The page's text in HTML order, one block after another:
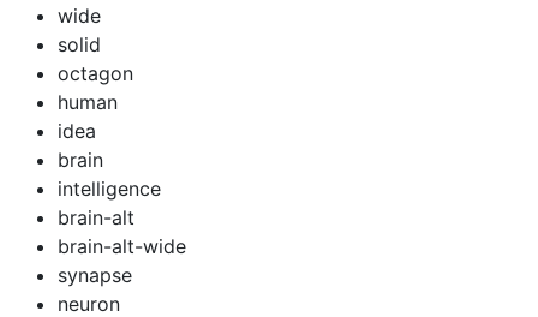
wide
solid
octagon
human
idea
brain
intelligence
brain-alt
brain-alt-wide
synapse
neuron